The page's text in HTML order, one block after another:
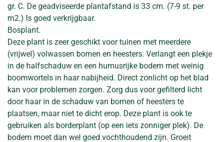
gr. C. De geadviseerde plantafstand is 33 cm. (7-9 st. per
m2.) Is goed verkrijgbaar.
Bosplant.
Deze plant is zeer geschikt voor tuinen met meerdere
(vrijwel) volwassen bomen en heesters. Verlangt een plekje
in de halfschaduw en een humusrijke bodem met weinig
boomwortels in haar nabijheid. Direct zonlicht op het blad
kan voor problemen zorgen. Zorg dus voor gefilterd licht
door haar in de schaduw van bomen of heesters te
plaatsen, maar niet te dicht erop. Deze plant is ook te
gebruiken als borderplant (op een iets zonniger plek). De
bodem moet dan wel goed vochthoudend zijn. Groeit